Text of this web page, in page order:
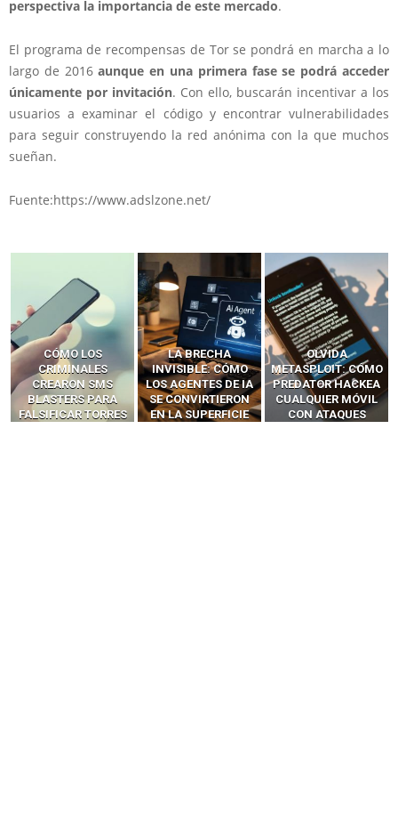
perspectiva la importancia de este mercado.
El programa de recompensas de Tor se pondrá en marcha a lo
largo de 2016aunque en una primera fase se podrá acceder
únicamente por invitación. Con ello, buscarán incentivar a los
usuarios a examinar el código y encontrar vulnerabilidades
para seguir construyendo la red anónima con la que muchos
sueñan.
Fuente:https://www.adslzone.net/
LA BRECHA
INVISIBLE: CÓMO
LOS AGENTES DE IA
SE CONVIRTIERON
EN LA SUPERFICIE
OLVIDA
METASPLOIT: CÓMO
PREDATOR HACKEA
CUALQUIER MÓVIL
CON ATAQUES
CÓMO LOS HACKERS
INTERCEPTAN OTPS
Y LLAMADAS
MÓVILES SIN
‘HACKEAR’ — EL